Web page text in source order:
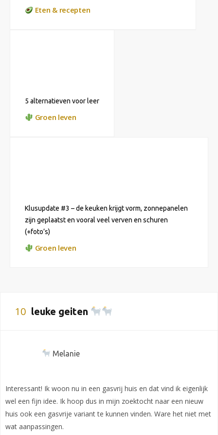
Eten & recepten
5 alternatieven voor leer
Groen leven
Klusupdate #3 – de keuken krijgt vorm, zonnepanelen
zijn geplaatst en vooral veel verven en schuren
(+foto’s)
Groen leven
10 leuke geiten
Melanie
Interessant! Ik woon nu in een gasvrij huis en dat vind ik eigenlijk
wel een fijn idee. Ik hoop dus in mijn zoektocht naar een nieuw
huis ook een gasvrije variant te kunnen vinden. Ware het niet met
wat aanpassingen.